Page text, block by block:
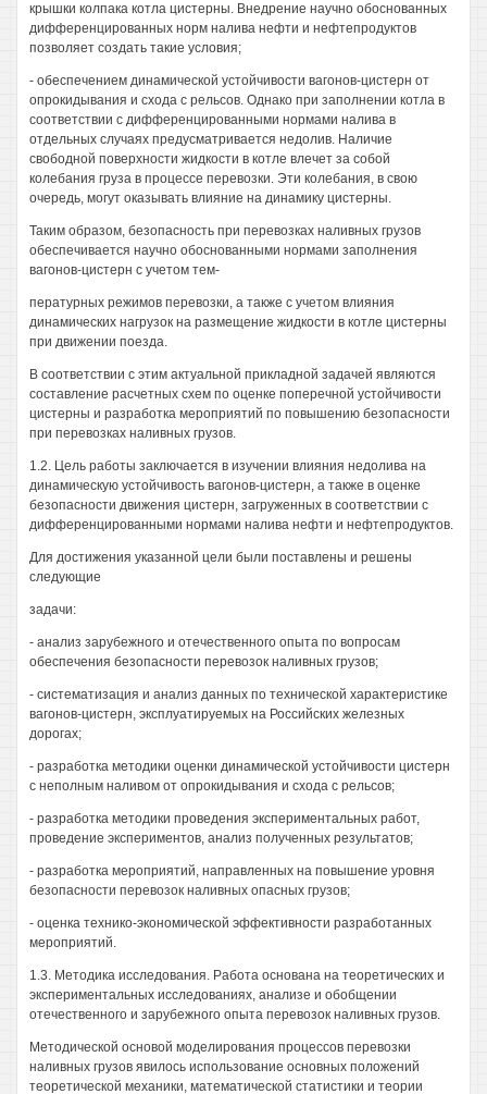
крышки колпака котла цистерны. Внедрение научно обоснованных
дифференцированных норм налива нефти и нефтепродуктов
позволяет создать такие условия;
- обеспечением динамической устойчивости вагонов-цистерн от
опрокидывания и схода с рельсов. Однако при заполнении котла в
соответствии с дифференцированными нормами налива в
отдельных случаях предусматривается недолив. Наличие
свободной поверхности жидкости в котле влечет за собой
колебания груза в процессе перевозки. Эти колебания, в свою
очередь, могут оказывать влияние на динамику цистерны.
Таким образом, безопасность при перевозках наливных грузов
обеспечивается научно обоснованными нормами заполнения
вагонов-цистерн с учетом тем-
пературных режимов перевозки, а также с учетом влияния
динамических нагрузок на размещение жидкости в котле цистерны
при движении поезда.
В соответствии с этим актуальной прикладной задачей являются
составление расчетных схем по оценке поперечной устойчивости
цистерны и разработка мероприятий по повышению безопасности
при перевозках наливных грузов.
1.2. Цель работы заключается в изучении влияния недолива на
динамическую устойчивость вагонов-цистерн, а также в оценке
безопасности движения цистерн, загруженных в соответствии с
дифференцированными нормами налива нефти и нефтепродуктов.
Для достижения указанной цели были поставлены и решены
следующие
задачи:
- анализ зарубежного и отечественного опыта по вопросам
обеспечения безопасности перевозок наливных грузов;
- систематизация и анализ данных по технической характеристике
вагонов-цистерн, эксплуатируемых на Российских железных
дорогах;
- разработка методики оценки динамической устойчивости цистерн
с неполным наливом от опрокидывания и схода с рельсов;
- разработка методики проведения экспериментальных работ,
проведение экспериментов, анализ полученных результатов;
- разработка мероприятий, направленных на повышение уровня
безопасности перевозок наливных опасных грузов;
- оценка технико-экономической эффективности разработанных
мероприятий.
1.3. Методика исследования. Работа основана на теоретических и
экспериментальных исследованиях, анализе и обобщении
отечественного и зарубежного опыта перевозок наливных грузов.
Методической основой моделирования процессов перевозки
наливных грузов явилось использование основных положений
теоретической механики, математической статистики и теории